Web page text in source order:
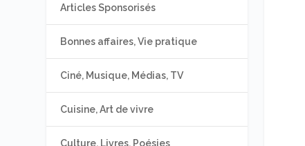
Articles Sponsorisés
Bonnes affaires, Vie pratique
Ciné, Musique, Médias, TV
Cuisine, Art de vivre
Culture, Livres, Poésies